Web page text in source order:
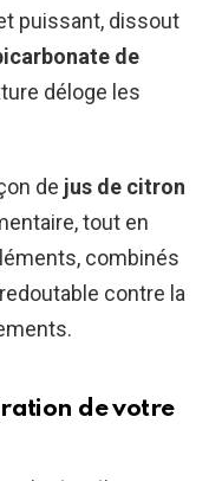
puissant, dissout
de
déloge les
de jus de citron
tout en
combinés
contre la
de votre